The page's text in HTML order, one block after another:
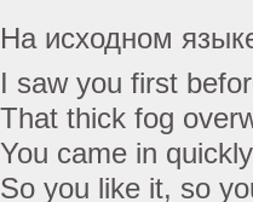
На исходном
I saw you first
That thick fog
You came in
So you like it, so